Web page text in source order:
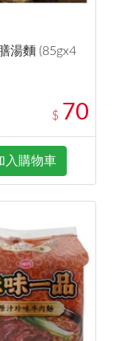
湯麵 (85gx4
$ 70
入購物車